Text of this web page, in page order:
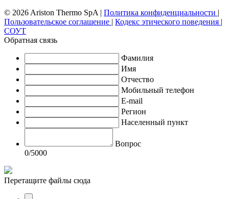
© 2026 Ariston Thermo SpA | Политика конфиденциальности |
Пользовательское соглашение | Кодекс этического поведения |
СОУТ
Обратная связь
Фамилия
Имя
Отчество
Мобильный телефон
E-mail
Регион
Населенный пункт
Вопрос
0/5000
Перетащите файлы сюда